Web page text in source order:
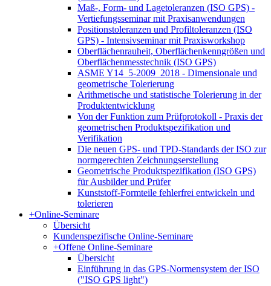
Maß-, Form- und Lagetoleranzen (ISO GPS) -
Vertiefungsseminar mit Praxisanwendungen
Positionstoleranzen und Profiltoleranzen (ISO
GPS) - Intensivseminar mit Praxisworkshop
Oberflächenrauheit, Oberflächenkenngrößen und
Oberflächenmesstechnik (ISO GPS)
ASME Y14_5-2009_2018 - Dimensionale und
geometrische Tolerierung
Arithmetische und statistische Tolerierung in der
Produktentwicklung
Von der Funktion zum Prüfprotokoll - Praxis der
geometrischen Produktspezifikation und
Verifikation
Die neuen GPS- und TPD-Standards der ISO zur
normgerechten Zeichnungserstellung
Geometrische Produktspezifikation (ISO GPS)
für Ausbilder und Prüfer
Kunststoff-Formteile fehlerfrei entwickeln und
tolerieren
+Online-Seminare
Übersicht
Kundenspezifische Online-Seminare
+Offene Online-Seminare
Übersicht
Einführung in das GPS-Normensystem der ISO
("ISO GPS light")